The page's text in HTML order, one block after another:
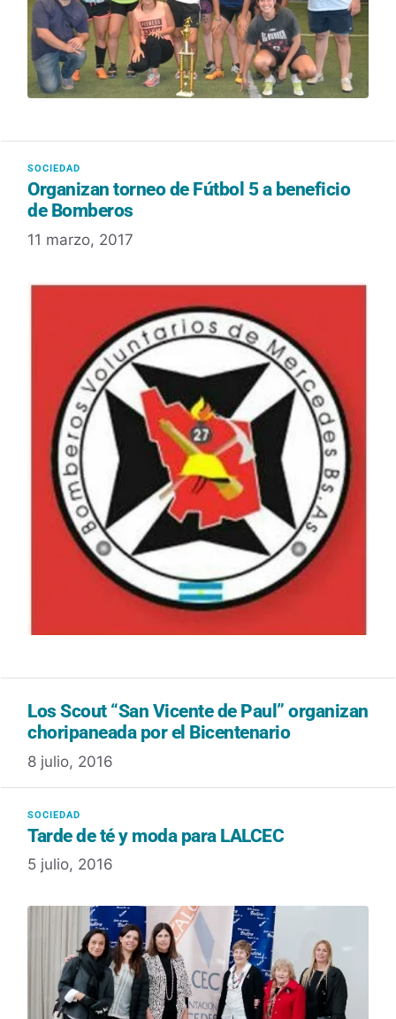
Organizan torneo de Fútbol 5 a beneficio
de Bomberos
11 marzo, 2017
Los Scout “San Vicente de Paul” organizan
choripaneada por el Bicentenario
8 julio, 2016
Tarde de té y moda para LALCEC
5 julio, 2016